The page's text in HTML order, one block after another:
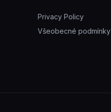
Privacy Policy
Všeobecné podmínky